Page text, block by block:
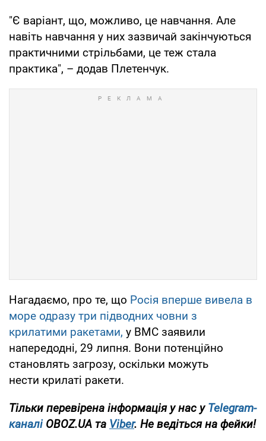
"Є варіант, що, можливо, це навчання. Але
навіть навчання у них зазвичай закінчуються
практичними стрільбами, це теж стала
практика", – додав Плетенчук.
Нагадаємо, про те, що Росія вперше вивела в
море одразу три підводних човни з
крилатими ракетами, у ВМС заявили
напередодні, 29 липня. Вони потенційно
становлять загрозу, оскільки можуть
нести крилаті ракети.
Тільки перевірена інформація у нас уTelegram-
каналіOBOZ.UA та Viber. Не ведіться на фейки!